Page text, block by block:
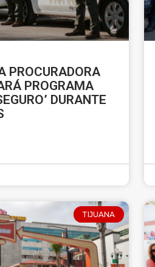
PROCURADORA
PROGRAMA
DURANTE
TIJUANA